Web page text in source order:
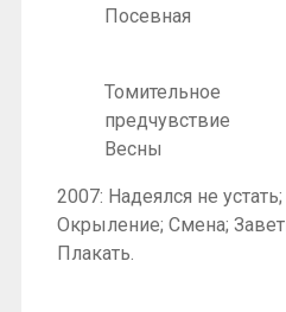
Посевная
Томительное
предчувствие
Весны
2007: Надеялся не
Окрыление; Смена;
Плакать.